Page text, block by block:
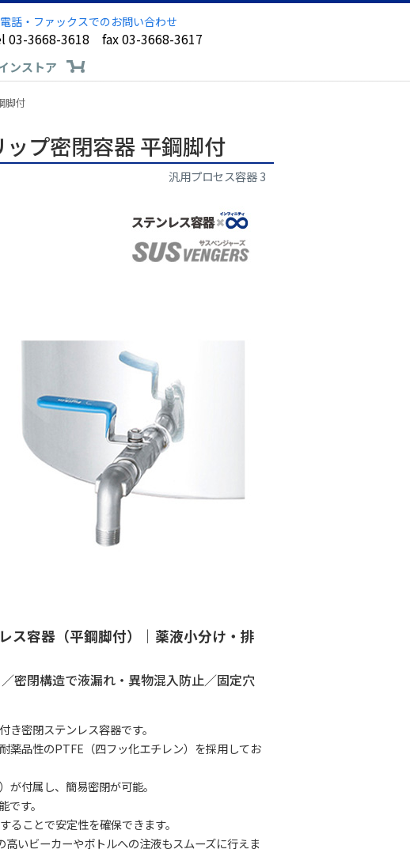
話・ファックスでのお問い合わせ
03-3668-3618 fax 03-3668-3617
ンストア
脚付
プ密閉容器 平鋼脚付
汎用プロセス容器 3
ス容器（平鋼脚付）｜薬液小分け・排
密閉構造で液漏れ・異物混入防止／固定穴
密閉ステンレス容器です。
薬品性のPTFE（四フッ化エチレン）を採用してお
付属し、簡易密閉が可能。
す。
ことで安定性を確保できます。
いビーカーやボトルへの注液もスムーズに行えま